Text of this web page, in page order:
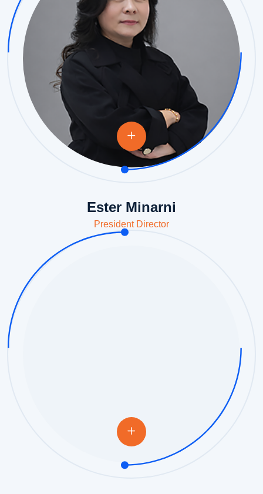
Ester Minarni
President Director